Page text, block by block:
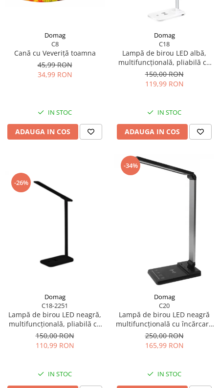
Domag
C8
Cană cu Veveriță toamna
45,99 RON
34,99 RON
IN STOC
ADAUGA IN COS
Domag
C18
Lampă de birou LED albă,
multifuncțională, pliabilă cu
încărcător wireless, modernă,
pentru dormitor, birou și
living.
150,00 RON
119,99 RON
IN STOC
ADAUGA IN COS
-26%
Domag
C18-2251
Lampă de birou LED neagră,
multifuncțională, pliabilă cu
încărcător wireless, modernă,
pentru dormitor, birou și
150,00 RON
110,99 RON
IN STOC
-34%
Domag
C20
Lampă de birou LED neagră
multifuncțională cu încărcare
USB și încărcător wireless
rapid de 15W, control tactil,
250,00 RON
165,99 RON
IN STOC